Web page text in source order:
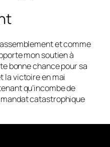
et comme
mon soutien à
bonne chance pour sa
la victoire en mai
qu’incombe de
mandat catastrophique